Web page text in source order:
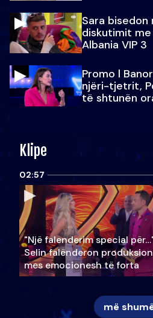
Sara bisedon
diskutimit
Albania VIP 3
Promo l
njëri-tjetrit,
të shtunën
Klipe
02:57
"Një falenderim special
Selin falënderon
mes emocionesh të forta
më